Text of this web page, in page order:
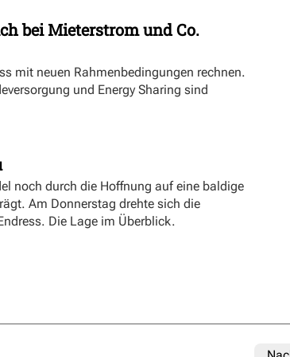
bei Mieterstrom und Co.
mit neuen Rahmenbedingungen rechnen.
und Energy Sharing sind
noch durch die Hoffnung auf eine baldige
Am Donnerstag drehte sich die
Die Lage im Überblick.